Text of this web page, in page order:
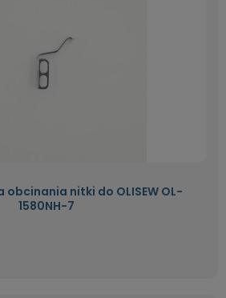
obcinania nitki do OLISEW OL-
1580NH-7